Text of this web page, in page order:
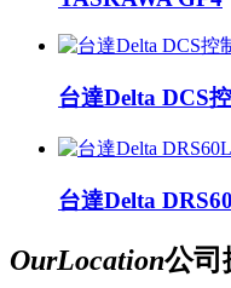
台達Delta DCS
台達Delta
OurLocation公司